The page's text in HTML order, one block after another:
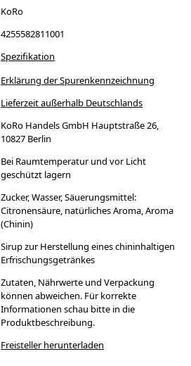
KoRo
4255582811001
Spezifikation
Erklärung der Spurenkennzeichnung
Lieferzeit außerhalb Deutschlands
KoRo Handels GmbH Hauptstraße 26,
10827 Berlin
Bei Raumtemperatur und vor Licht
geschützt lagern
Zucker, Wasser, Säuerungsmittel:
Citronensäure, natürliches Aroma, Aroma
(Chinin)
Sirup zur Herstellung eines chininhaltigen
Erfrischungsgetränkes
Zutaten, Nährwerte und Verpackung
können abweichen. Für korrekte
Informationen schau bitte in die
Produktbeschreibung.
Freisteller herunterladen